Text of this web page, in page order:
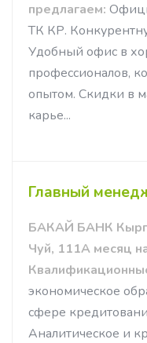
предлагаем:
ТК КР.
Удобный офис в
профессионалов,
опытом. Скидки в
карье...
Главный
БАКАЙ БАНК
Чуй, 111А месяц
экономическое
сфере
Аналитическое и